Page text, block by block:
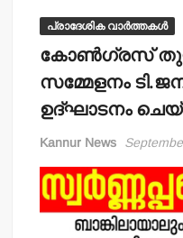
പ്രാദേശിക വാർത്തകൾ
കോണ്‍ഗ്രസ്
സമ്മേളനം
ഉദ്ഘാടനം
Kannur News